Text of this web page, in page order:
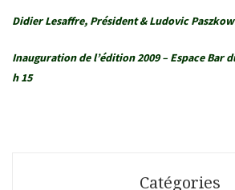
Didier Lesaffre, Président & Ludovic
Inauguration de l’édition 2009 – Espace Bar
h 15
Catégories